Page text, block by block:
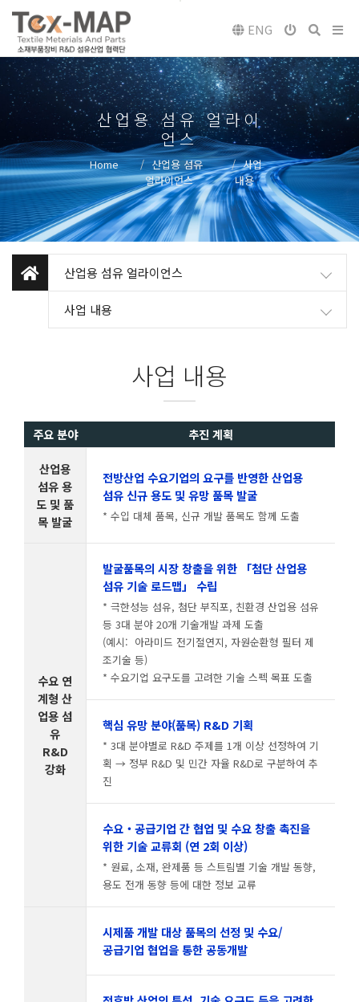
ENG
산업용 섬유 얼라이
언스
Home
산업용 섬유
얼라이언스
사업
내용
산업용 섬유 얼라이언스
사업 내용
사업 내용
주요 분야 추진 계획
산업용
섬유 용
도 및 품
목 발굴
전방산업 수요기업의 요구를 반영한 산업용
섬유 신규 용도 및 유망 품목 발굴
* 수입 대체 품목, 신규 개발 품목도 함께 도출
수요 연
계형 산
업용 섬
유
R&D
강화
발굴품목의 시장 창출을 위한 「첨단 산업용
섬유 기술 로드맵」 수립
* 극한성능 섬유, 첨단 부직포, 친환경 산업용 섬유
등 3대 분야 20개 기술개발 과제 도출
(예시: 아라미드 전기절연지, 자원순환형 필터 제
조기술 등)
* 수요기업 요구도를 고려한 기술 스펙 목표 도출
핵심 유망 분야(품목) R&D 기획
* 3대 분야별로 R&D 주제를 1개 이상 선정하여 기
획 → 정부 R&D 및 민간 자율 R&D로 구분하여 추
진
수요‧공급기업 간 협업 및 수요 창출 촉진을
위한 기술 교류회 (연 2회 이상)
* 원료, 소재, 완제품 등 스트림별 기술 개발 동향,
용도 전개 동향 등에 대한 정보 교류
시제품 개발 대상 품목의 선정 및 수요/
공급기업 협업을 통한 공동개발